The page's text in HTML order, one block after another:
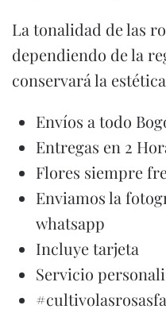
La tonalidad de las
dependiendo de la
conservará la
Envíos a todo
Entregas en 2
Flores siempre
Enviamos la
whatsapp
Incluye tarjeta
Servicio